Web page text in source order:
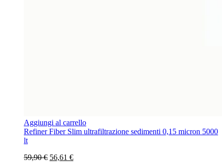
Aggiungi al carrello
Refiner Fiber Slim ultrafiltrazione sedimenti 0,15 micron 5000
lt
59,90 € 56,61 €